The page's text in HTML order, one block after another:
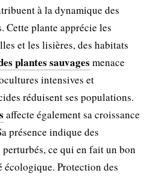
à la dynamique des
Cette plante apprécie les
et les lisières, des habitats
plantes sauvages menace
intensives et
réduisent ses populations.
affecte également sa croissance
présence indique des
ce qui en fait un bon
Protection des